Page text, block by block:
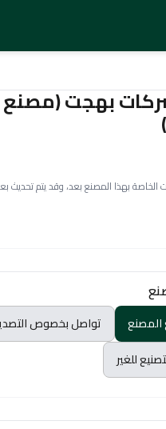
بهجت (مصنع
الخاصة بهذا المصنع بعد، وقد يتم
تواصل بخصوص
للغير